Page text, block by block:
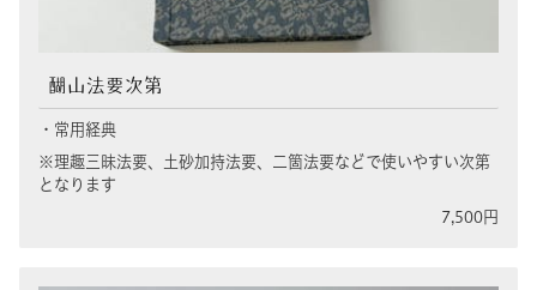
醐山法要次第
・常用経典
※理趣三昧法要、土砂加持法要、二箇法要などで使いやすい次第
となります
7,500円